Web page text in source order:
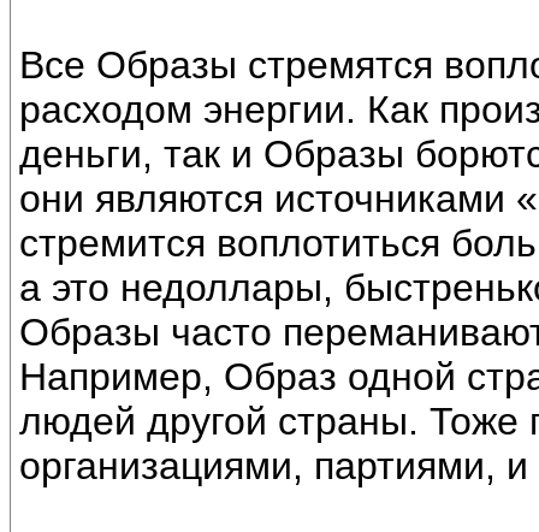
Все Образы стремятся
расходом энергии. Как
деньги, так и Образы
они являются
стремится воплотиться
а это недоллары,
Образы часто
Например, Образ одной
людей другой страны. Тоже
организациями, партиями, и